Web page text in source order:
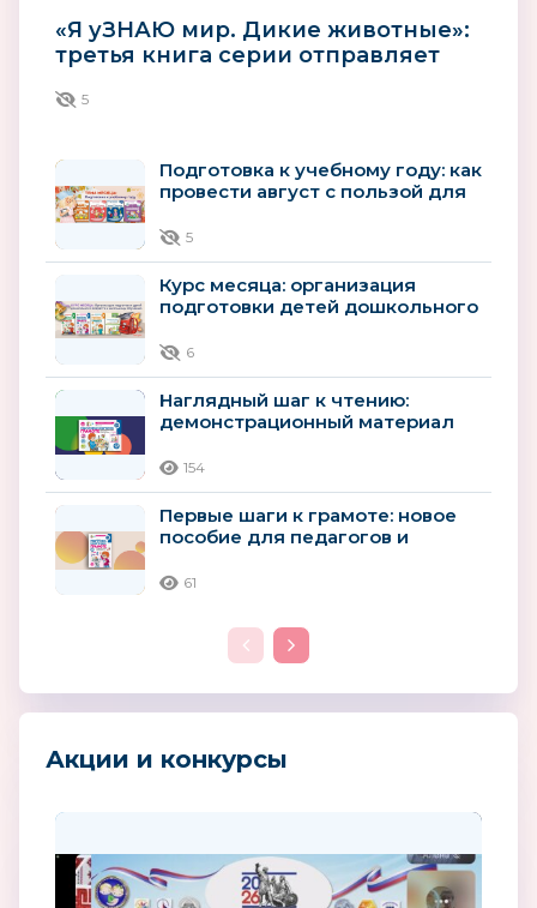
«Я уЗНАЮ мир. Дикие животные»:
третья книга серии отправляет
5
Подготовка к учебному году: как
провести август с пользой для
5
Курс месяца: организация
подготовки детей дошкольного
обучению
6
Наглядный шаг к чтению:
демонстрационный материал
154
Первые шаги к грамоте: новое
пособие для педагогов и
61
Акции и конкурсы